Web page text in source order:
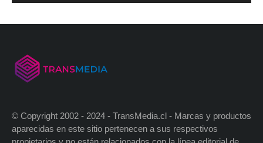
© Copyright 2002 - 2024 - TransMedia.cl - Marcas y productos
aparecidas en este sitio pertenecen a sus respectivos